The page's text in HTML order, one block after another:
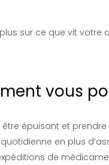
sur ce que vit
vous
épuisant et
en plus
de